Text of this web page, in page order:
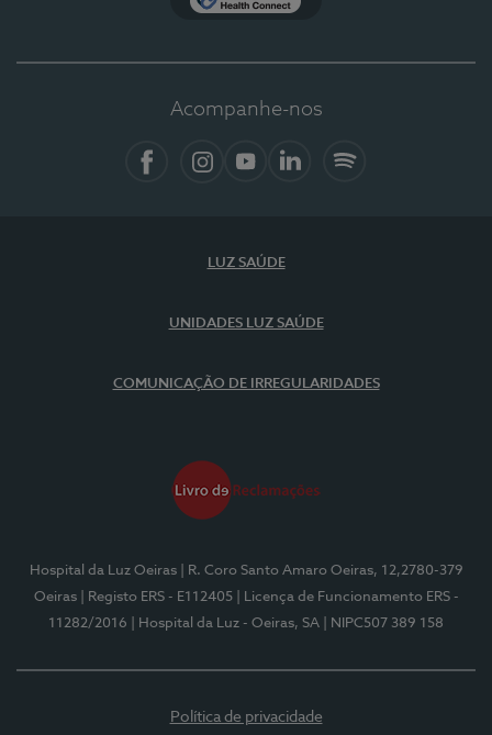
Acompanhe-nos
LUZ SAÚDE
UNIDADES LUZ SAÚDE
COMUNICAÇÃO DE IRREGULARIDADES
Hospital da Luz Oeiras
| R. Coro Santo Amaro Oeiras, 12,2780-379
Oeiras
| Registo ERS - E112405
| Licença de Funcionamento ERS -
11282/2016
| Hospital da Luz - Oeiras, SA | NIPC507 389 158
Política de privacidade